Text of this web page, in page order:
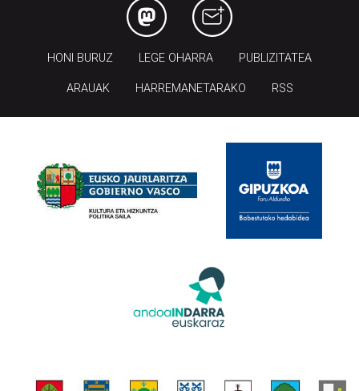
HONI BURUZ LEGE OHARRA PUBLIZITATEA
ARAUAK HARREMANETARAKO RSS